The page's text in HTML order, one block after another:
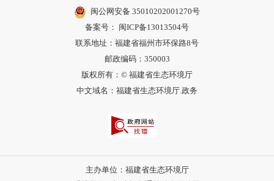
闽公网安备 35010202001270号
备案号： 闽ICP备13013504号
联系地址：福建省福州市环保路8号
邮政编码：350003
版权所有：© 福建省生态环境厅
中文域名：福建省生态环境厅.政务
主办单位：福建省生态环境厅